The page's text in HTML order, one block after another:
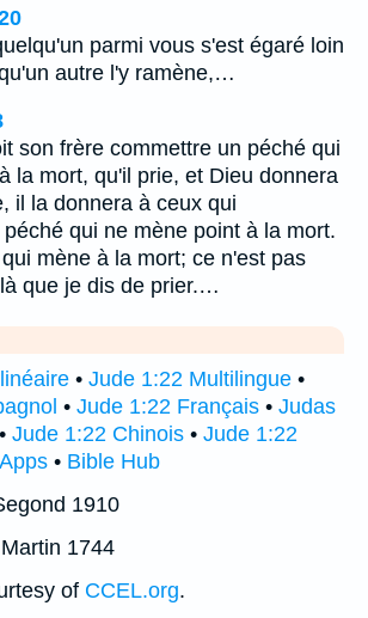
parmi vous s'est égaré loin
autre l'y ramène,…
son frère commettre un péché qui
la mort, qu'il prie, et Dieu donnera
il la donnera à ceux qui
qui ne mène point à la mort.
mène à la mort; ce n'est pas
que je dis de prier.…
• Jude 1:22 Multilingue •
• Jude 1:22 Français • Judas
• Jude 1:22 Chinois • Jude 1:22
• Bible Hub
1910
1744
of CCEL.org.